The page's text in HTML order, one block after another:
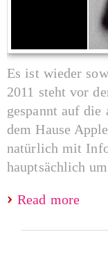
Es ist wieder
2011 steht vor
gespannt auf die
dem Hause
natürlich mit
hauptsächlich
Read more